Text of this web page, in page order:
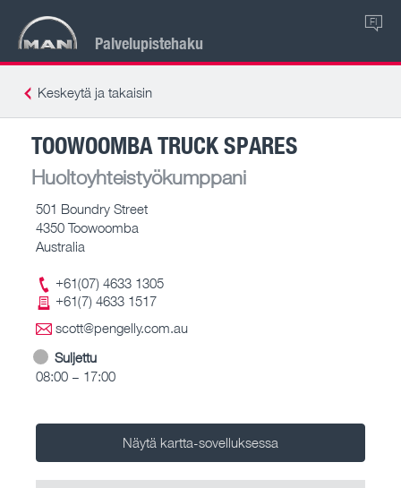
Palvelupistehaku
FI
Keskeytä ja takaisin
TOOWOOMBA TRUCK SPARES
Huoltoyhteistyökumppani
501 Boundry Street
4350 Toowoomba
Australia
+61(07) 4633 1305
+61(7) 4633 1517
scott@pengelly.com.au
Suljettu
08:00 – 17:00
Näytä kartta-sovelluksessa